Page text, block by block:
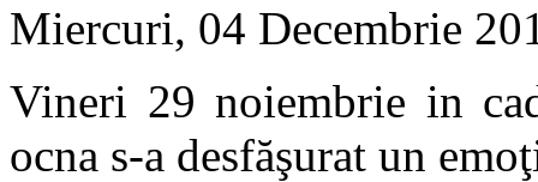
Miercuri, 04 Decembrie
Vineri 29 noiembrie in
ocna s-a desfăşurat un